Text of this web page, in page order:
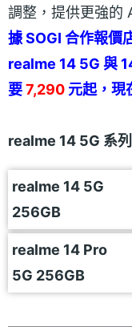
調整，提供更強的
據 SOGI 合作報價
realme 14 5G 與
要7,290 元起，現
realme 14 5G 系
realme 14 5G
256GB
realme 14 Pro
5G 256GB